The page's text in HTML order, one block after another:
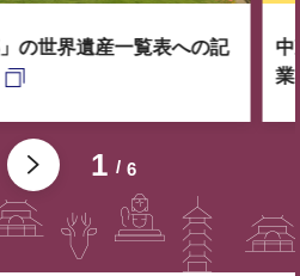
1 6
の世界遺産一覧表への記
中
業